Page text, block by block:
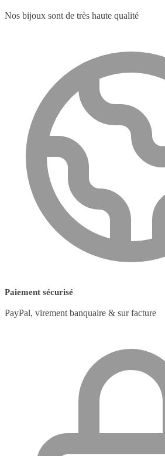
Nos bijoux sont de très haute qualité
Paiement sécurisé
PayPal, virement banquaire & sur facture